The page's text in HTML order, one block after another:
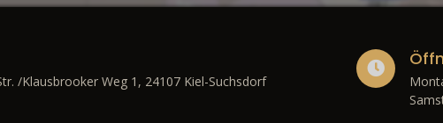
/Klausbrooker Weg 1, 24107 Kiel-Suchsdorf